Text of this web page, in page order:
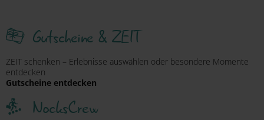
Gutscheine & ZEIT
ZEIT schenken – Erlebnisse auswählen oder besondere Momente
entdecken
Gutscheine entdecken
NocksCrew